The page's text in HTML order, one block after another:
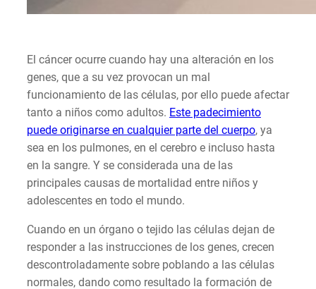
El cáncer ocurre cuando hay una alteración en los
genes, que a su vez provocan un mal
funcionamiento de las células, por ello puede afectar
tanto a niños como adultos. Este padecimiento
puede originarse en cualquier parte del cuerpo, ya
sea en los pulmones, en el cerebro e incluso hasta
en la sangre. Y se considerada una de las
principales causas de mortalidad entre niños y
adolescentes en todo el mundo.
Cuando en un órgano o tejido las células dejan de
responder a las instrucciones de los genes, crecen
descontroladamente sobre poblando a las células
normales, dando como resultado la formación de